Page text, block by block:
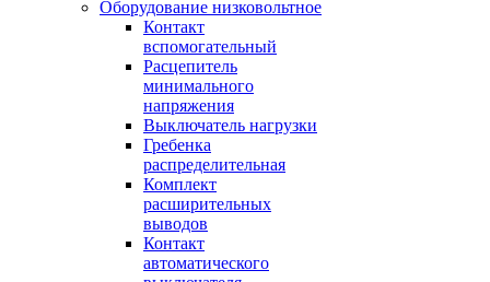
Оборудование низковольтное
Контакт
вспомогательный
Расцепитель
минимального
напряжения
Выключатель нагрузки
Гребенка
распределительная
Комплект
расширительных
выводов
Контакт
автоматического